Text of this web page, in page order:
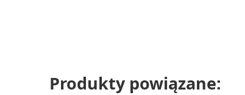
Produkty powiązane: